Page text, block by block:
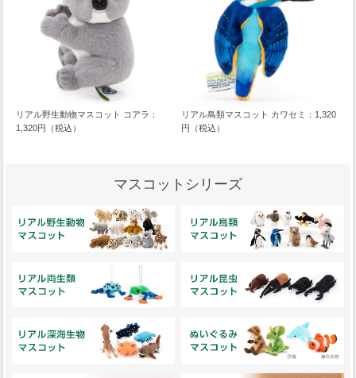
リアル野生動物マスコット コアラ：
1,320円（税込）
リアル鳥類マスコット カワセミ：1,320
円（税込）
マスコットシリーズ